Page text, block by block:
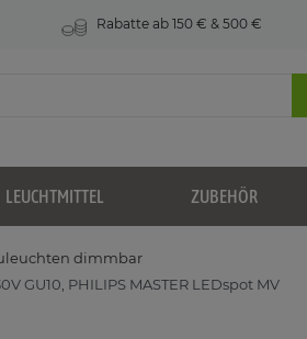
Rabatte ab 150 € & 500 €
LEUCHTMITTEL ZUBEHÖR
dimmbar
PHILIPS MASTER LEDspot MV